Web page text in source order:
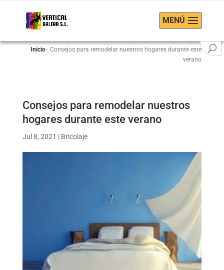
MENÚ
Inicio -Consejos para remodelar nuestros hogares durante este
verano
Consejos para remodelar nuestros
hogares durante este verano
Jul 8, 2021 | Bricolaje